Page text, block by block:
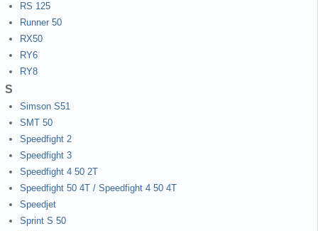
RS 125
Runner 50
RX50
RY6
RY8
S
Simson S51
SMT 50
Speedfight 2
Speedfight 3
Speedfight 4 50 2T
Speedfight 50 4T / Speedfight 4 50 4T
Speedjet
Sprint S 50